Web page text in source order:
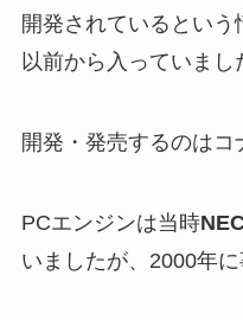
開発されているという
以前から入っていまし
開発・発売するのはコ
PCエンジンは当時
いましたが、2000年に